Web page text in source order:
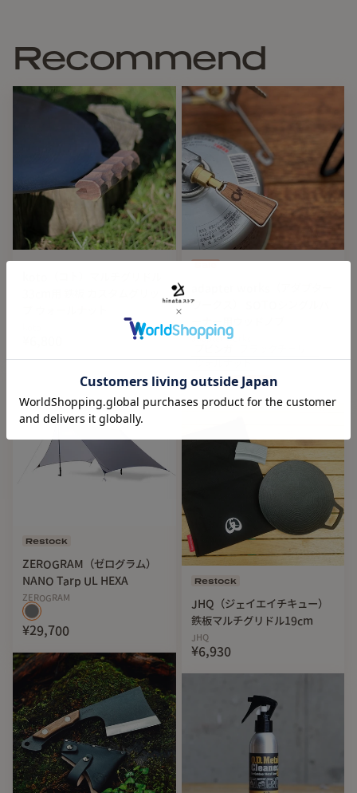
・グリップ部分に紐を通す穴は空いていますがレザーの紐は
・あくまでもハンドメイドの為「やや傷や汚れありといった
こともありますのでご理解ください
・一つ一つ手作業で削っているため個体差があります
Recommend
Restock
ZEROGRAM（ゼログラム）
NANO Tarp UL HEXA
ZEROGRAM
¥29,700
ワークス） SOTOシングルバ
adapter works
ウォルナット
¥3,696 30%Off
Restock
JHQ（ジェイエイチキュー）
鉄板マルチグリドル19cm
JHQ
¥6,930